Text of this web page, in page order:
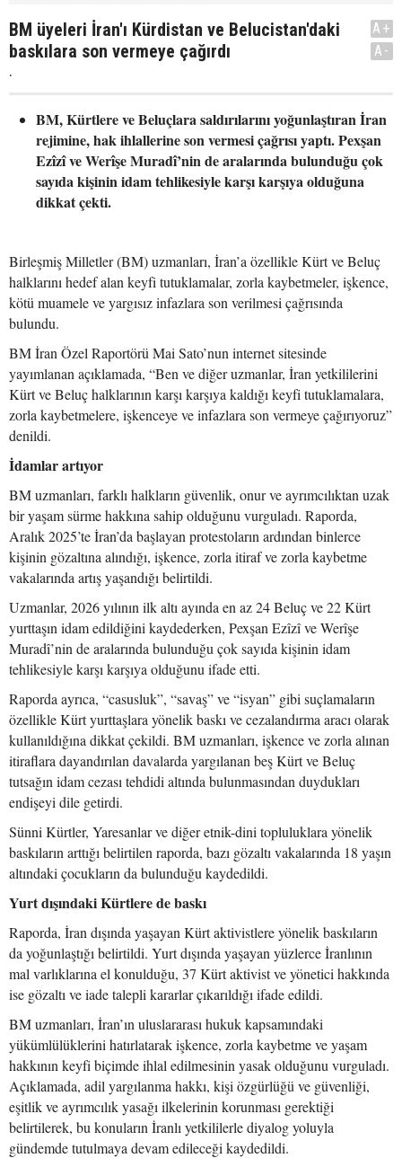
BM üyeleri İran'ı Kürdistan ve Belucistan'daki
baskılara son vermeye çağırdı
.
A+
A-
BM, Kürtlere ve Beluçlara saldırılarını yoğunlaştıran İran
rejimine, hak ihlallerine son vermesi çağrısı yaptı. Pexşan
Ezîzî ve Werîşe Muradî’nin de aralarında bulunduğu çok
sayıda kişinin idam tehlikesiyle karşı karşıya olduğuna
dikkat çekti.
Birleşmiş Milletler (BM) uzmanları, İran’a özellikle Kürt ve Beluç
halklarını hedef alan keyfi tutuklamalar, zorla kaybetmeler, işkence,
kötü muamele ve yargısız infazlara son verilmesi çağrısında
bulundu.
BM İran Özel Raportörü Mai Sato’nun internet sitesinde
yayımlanan açıklamada, “Ben ve diğer uzmanlar, İran yetkililerini
Kürt ve Beluç halklarının karşı karşıya kaldığı keyfi tutuklamalara,
zorla kaybetmelere, işkenceye ve infazlara son vermeye çağırıyoruz”
denildi.
İdamlar artıyor
BM uzmanları, farklı halkların güvenlik, onur ve ayrımcılıktan uzak
bir yaşam sürme hakkına sahip olduğunu vurguladı. Raporda,
Aralık 2025’te İran’da başlayan protestoların ardından binlerce
kişinin gözaltına alındığı, işkence, zorla itiraf ve zorla kaybetme
vakalarında artış yaşandığı belirtildi.
Uzmanlar, 2026 yılının ilk altı ayında en az 24 Beluç ve 22 Kürt
yurttaşın idam edildiğini kaydederken, Pexşan Ezîzî ve Werîşe
Muradî’nin de aralarında bulunduğu çok sayıda kişinin idam
tehlikesiyle karşı karşıya olduğunu ifade etti.
Raporda ayrıca, “casusluk”, “savaş” ve “isyan” gibi suçlamaların
özellikle Kürt yurttaşlara yönelik baskı ve cezalandırma aracı olarak
kullanıldığına dikkat çekildi. BM uzmanları, işkence ve zorla alınan
itiraflara dayandırılan davalarda yargılanan beş Kürt ve Beluç
tutsağın idam cezası tehdidi altında bulunmasından duydukları
endişeyi dile getirdi.
Sünni Kürtler, Yaresanlar ve diğer etnik-dini topluluklara yönelik
baskıların arttığı belirtilen raporda, bazı gözaltı vakalarında 18 yaşın
altındaki çocukların da bulunduğu kaydedildi.
Yurt dışındaki Kürtlere de baskı
Raporda, İran dışında yaşayan Kürt aktivistlere yönelik baskıların
da yoğunlaştığı belirtildi. Yurt dışında yaşayan yüzlerce İranlının
mal varlıklarına el konulduğu, 37 Kürt aktivist ve yönetici hakkında
ise gözaltı ve iade talepli kararlar çıkarıldığı ifade edildi.
BM uzmanları, İran’ın uluslararası hukuk kapsamındaki
yükümlülüklerini hatırlatarak işkence, zorla kaybetme ve yaşam
hakkının keyfi biçimde ihlal edilmesinin yasak olduğunu vurguladı.
Açıklamada, adil yargılanma hakkı, kişi özgürlüğü ve güvenliği,
eşitlik ve ayrımcılık yasağı ilkelerinin korunması gerektiği
belirtilerek, bu konuların İranlı yetkililerle diyalog yoluyla
gündemde tutulmaya devam edileceği kaydedildi.